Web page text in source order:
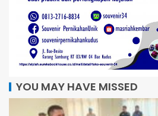
YOU MAY HAVE MISSED